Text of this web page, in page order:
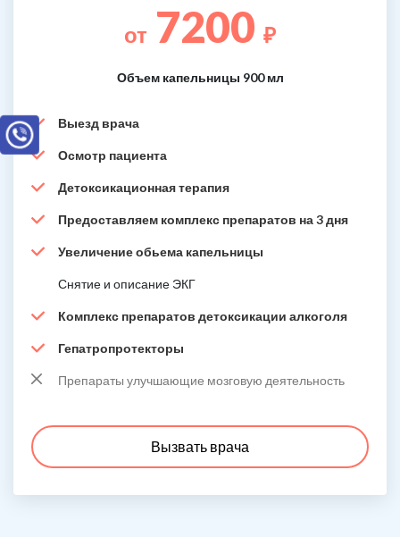
от 7200 ₽
Объем капельницы 900 мл
Выезд врача
Осмотр пациента
Детоксикационная терапия
Предоставляем комплекс препаратов на 3 дня
Увеличение обьема капельницы
Снятие и описание ЭКГ
Комплекс препаратов детоксикации алкоголя
Гепатропротекторы
Препараты улучшающие мозговую деятельность
Вызвать врача